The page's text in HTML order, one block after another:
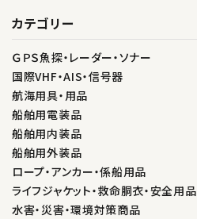
カテゴリー
ＧＰＳ魚探・レーダー・ソナー
国際VHF・AIS・信号器
航海用具・用品
船舶用電装品
船舶用内装品
船舶用外装品
ロープ・アンカー・係船用品
ライフジャケット・救命胴衣・安全用品
水害・災害・環境対策商品